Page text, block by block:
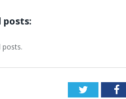
posts:
posts.
Twitter